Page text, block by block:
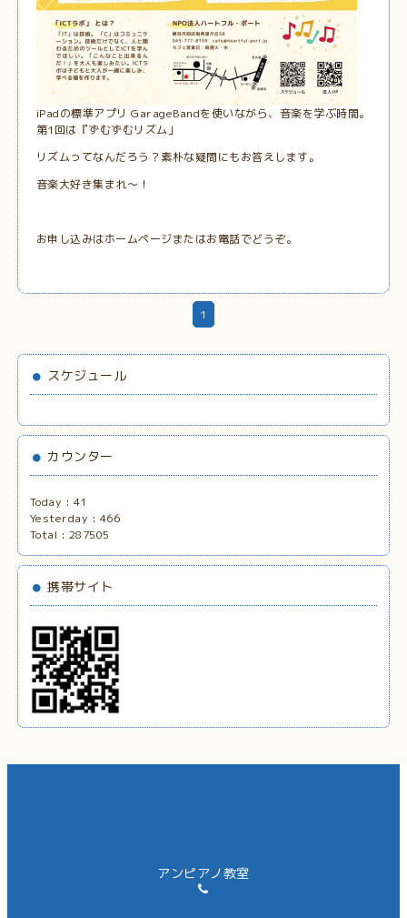
iPadの標準アプリ GarageBandを使いながら、音楽を学ぶ時間。
第1回は『ずむずむリズム」
リズムってなんだろう？素朴な疑問にもお答えします。
音楽大好き集まれ〜！
お申し込みはホームページまたはお電話でどうぞ。
1
スケジュール
カウンター
Today : 41
Yesterday : 466
Total : 287505
携帯サイト
アンピアノ教室